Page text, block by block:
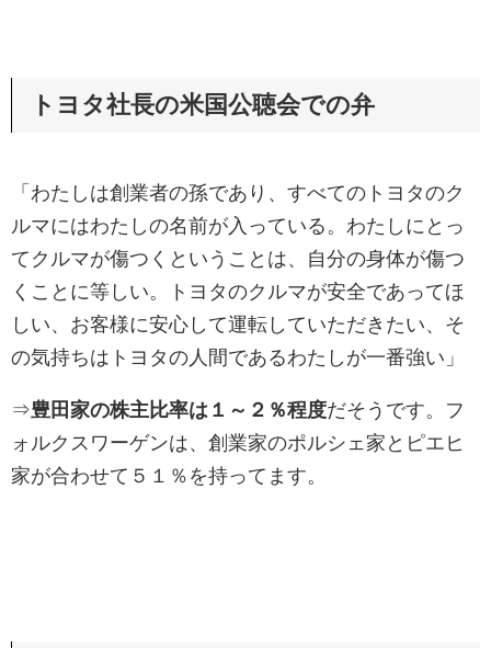
トヨタ社長の米国公聴会での弁
「わたしは創業者の孫であり、すべてのトヨタのク
ルマにはわたしの名前が入っている。わたしにとっ
てクルマが傷つくということは、自分の身体が傷つ
くことに等しい。トヨタのクルマが安全であってほ
しい、お客様に安心して運転していただきたい、そ
の気持ちはトヨタの人間であるわたしが一番強い」
⇒豊田家の株主比率は１～２％程度だそうです。フ
ォルクスワーゲンは、創業家のポルシェ家とピエヒ
家が合わせて５１％を持ってます。